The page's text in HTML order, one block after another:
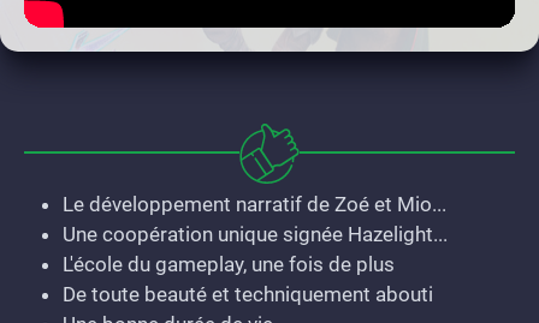
Le développement narratif de Zoé et Mio...
Une coopération unique signée Hazelight...
L'école du gameplay, une fois de plus
De toute beauté et techniquement abouti